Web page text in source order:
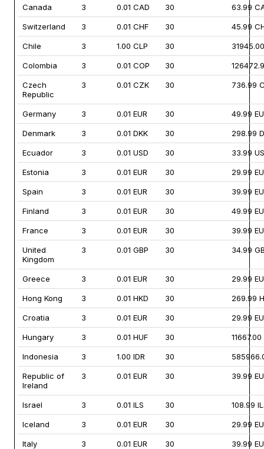
Canada 3 0.01 CAD 30 63.99
Switzerland 3 0.01 CHF 30 45.99
Chile 3 1.00 CLP 30
Colombia 3 0.01 COP 30
Czech
Republic
3 0.01 CZK 30 736.99
Germany 3 0.01 EUR 30 49.99
Denmark 3 0.01 DKK 30 298.99
Ecuador 3 0.01 USD 30 33.99
Estonia 3 0.01 EUR 30 29.99
Spain 3 0.01 EUR 30 39.99
Finland 3 0.01 EUR 30 49.99
France 3 0.01 EUR 30 39.99
United
Kingdom
3 0.01 GBP 30 34.99
Greece 3 0.01 EUR 30 29.99
Hong Kong 3 0.01 HKD 30 269.99
Croatia 3 0.01 EUR 30 29.99
Hungary 3 0.01 HUF 30 11667.00
Indonesia 3 1.00 IDR 30
Republic of
Ireland
3 0.01 EUR 30 39.99
Israel 3 0.01 ILS 30 108.99
Iceland 3 0.01 EUR 30 29.99
Italy 3 0.01 EUR 30 39.99